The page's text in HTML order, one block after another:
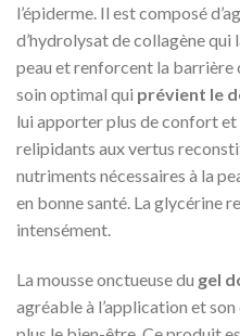
l’épiderme. Il est composé
d’hydrolysat de collagène
peau et renforcent la barrière
soin optimal qui prévient le
lui apporter plus de confort et
relipidants aux vertus
nutriments nécessaires à la
en bonne santé. La glycérine
intensément.
La mousse onctueuse du gel
agréable à l’application et